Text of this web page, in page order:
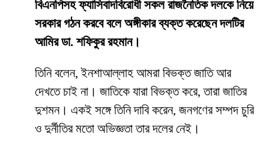
বিএনপিসহ ফ্যাসিবাদবিরোধী সকল রাজনৈতিক দলকে নিয়ে
সরকার গঠন করবে বলে অঙ্গীকার ব্যক্ত করেছেন দলটির
আমির ডা. শফিকুর রহমান।
তিনি বলেন, ইনশাআল্লাহ আমরা বিভক্ত জাতি আর
দেখতে চাই না। জাতিকে যারা বিভক্ত করে, তারা জাতির
দুশমন। একই সঙ্গে তিনি দাবি করেন, জনগণের সম্পদ চুরি
ও দুর্নীতির মতো অভিজ্ঞতা তার দলের নেই।